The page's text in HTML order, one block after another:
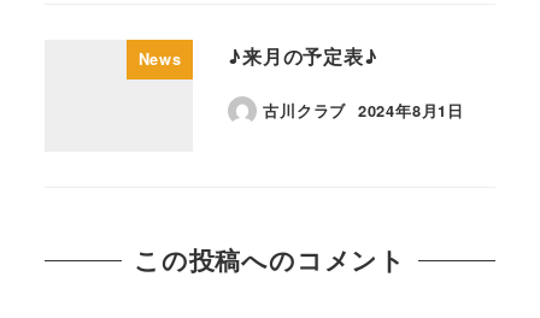
News ♪来月の予定表♪
古川クラブ 2024年8月1日
この投稿へのコメント